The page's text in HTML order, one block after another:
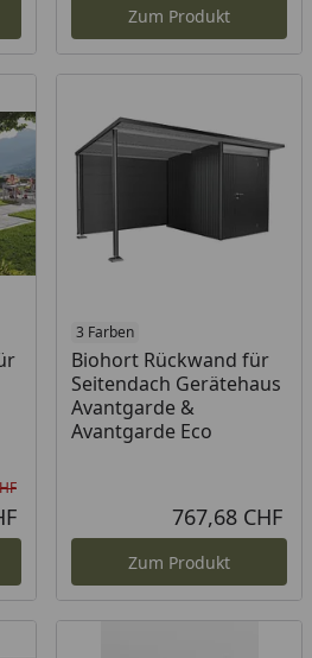
Zum Produkt
Rabatt in Prozent
Ursprünglicher Preis
3 Farben
Biohort Rückwand für
Seitendach Gerätehaus
Avantgarde &
Avantgarde Eco
767,68 CHF
Zum Produkt